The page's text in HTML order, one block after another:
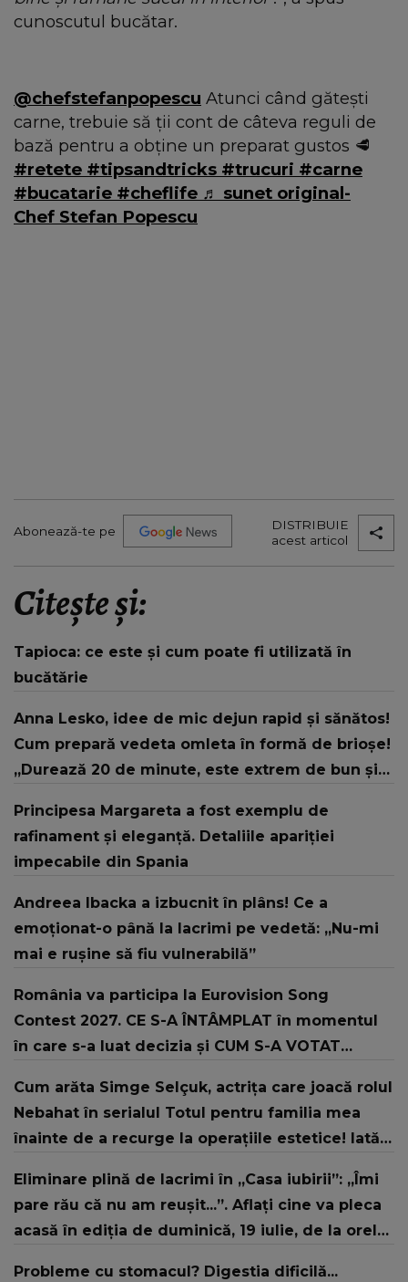
cunoscutul bucătar.
@chefstefanpopescu Atunci când gătești
carne, trebuie să ții cont de câteva reguli de
bază pentru a obține un preparat gustos 🥩
#retete #tipsandtricks #trucuri #carne
#bucatarie #cheflife ♬ sunet original-
Chef Stefan Popescu
Abonează-te pe
DISTRIBUIE
acest articol
Citește și:
Tapioca: ce este și cum poate fi utilizată în
bucătărie
Anna Lesko, idee de mic dejun rapid și sănătos!
Cum prepară vedeta omleta în formă de brioșe!
„Durează 20 de minute, este extrem de bun și
Principesa Margareta a fost exemplu de
rafinament și eleganță. Detaliile apariției
impecabile din Spania
Andreea Ibacka a izbucnit în plâns! Ce a
emoționat-o până la lacrimi pe vedetă: „Nu-mi
mai e rușine să fiu vulnerabilă”
România va participa la Eurovision Song
Contest 2027. CE S-A ÎNTÂMPLAT în momentul
în care s-a luat decizia și CUM S-A VOTAT
strategic de..."
Cum arăta Simge Selçuk, actrița care joacă rolul
Nebahat în serialul Totul pentru familia mea
înainte de a recurge la operațiile estetice! Iată
„Tinerețe rebelă”
Eliminare plină de lacrimi în „Casa iubirii”: „Îmi
pare rău că nu am reușit...”. Aflați cine va pleca
acasă în ediția de duminică, 19 iulie, de la orele
Probleme cu stomacul? Digestia dificilă...